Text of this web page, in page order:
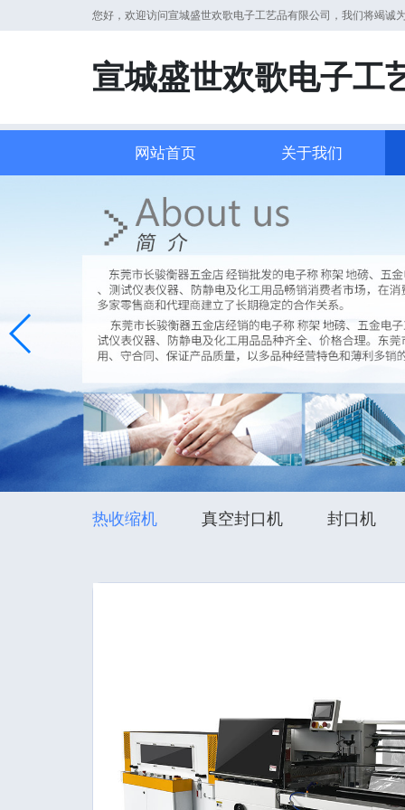
您好，欢迎访问宣城盛世欢歌电子工艺品有限公司，我们将竭诚
宣城盛世欢歌电子工
网站首页 关于我们
热收缩机 真空封口机 封口机